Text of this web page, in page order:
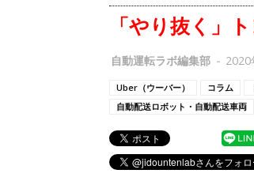
「やり抜く」
自動運転ラボ編集部 - 2020
Uber（ウーバー） コラム
自動配送ロボット・自動配送車両